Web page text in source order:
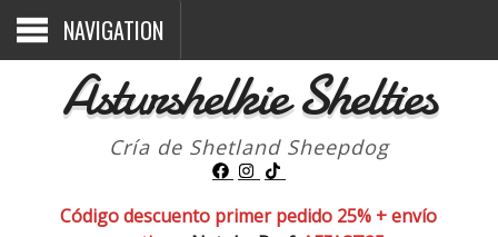
NAVIGATION
Asturshelkie Shelties
Cría de Shetland Sheepdog
Código descuento primer pedido 25% + envío